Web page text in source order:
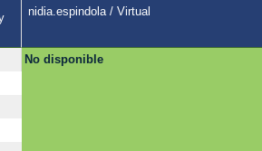
nidia.espindola / Virtual
No disponible